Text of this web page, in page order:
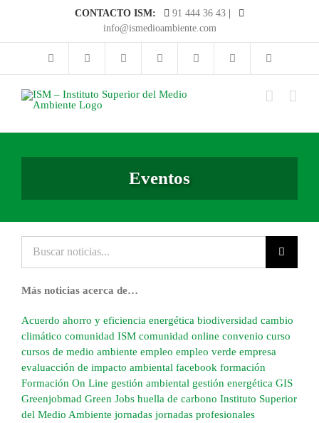
CONTACTO ISM: 91 444 36 43
info@ismedioambiente.com
Eventos
noticias...
Más noticias acerca de…
Acuerdo ahorro y eficiencia energética biodiversidad cambio
climático comunidad ISM comunidad online convenio curso
cursos de medio ambiente empleo empleo verde empresa
evaluacción de impacto ambiental facebook formación
Formación On Line gestión ambiental gestión energética GIS
Greenjobmad Green Jobs huella de carbono Instituto Superior
del Medio Ambiente jornadas jornadas profesionales